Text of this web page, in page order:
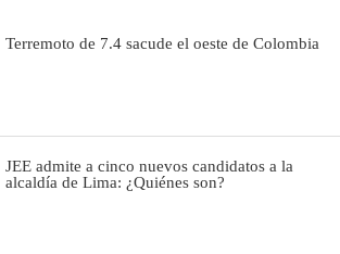
Terremoto de 7.4 sacude el oeste de Colombia
JEE admite a cinco nuevos candidatos a la
alcaldía de Lima: ¿Quiénes son?